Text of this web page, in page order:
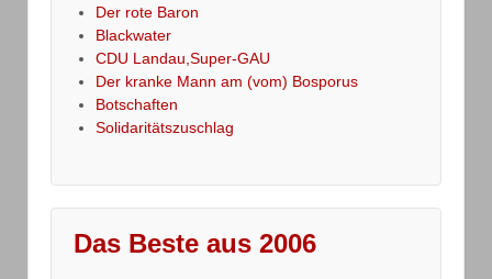
Der rote Baron
Blackwater
CDU Landau,Super-GAU
Der kranke Mann am (vom) Bosporus
Botschaften
Solidaritätszuschlag
Das Beste aus 2006